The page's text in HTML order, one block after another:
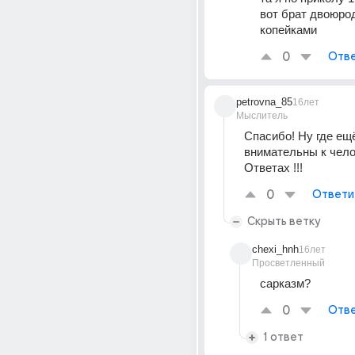
вот брат
копейками
0
petrovna_85
Мыслитель
16лет
Спасибо! Ну где
внимательны к
Ответах !!!
0
Скрыть ветку
chexi_hnh
Просветленный
16лет
сарказм?
0
1 ответ